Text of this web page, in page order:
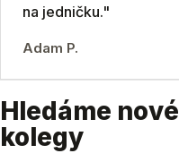
na jedničku."
Adam P.
Hledáme nové
kolegy